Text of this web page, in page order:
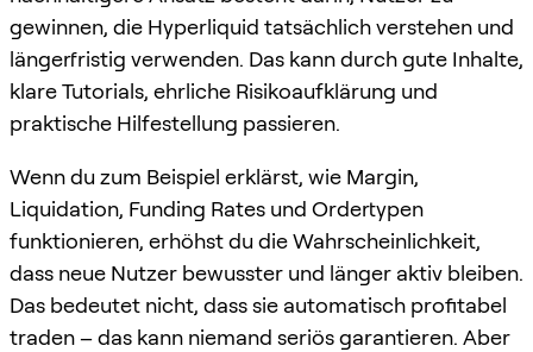
gewinnen, die Hyperliquid tatsächlich verstehen und
längerfristig verwenden. Das kann durch gute Inhalte,
klare Tutorials, ehrliche Risikoaufklärung und
praktische Hilfestellung passieren.
Wenn du zum Beispiel erklärst, wie Margin,
Liquidation, Funding Rates und Ordertypen
funktionieren, erhöhst du die Wahrscheinlichkeit,
dass neue Nutzer bewusster und länger aktiv bleiben.
Das bedeutet nicht, dass sie automatisch profitabel
traden – das kann niemand seriös garantieren. Aber